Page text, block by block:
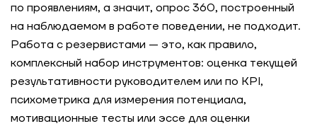
по проявлениям, а значит, опрос 360, построенный
на наблюдаемом в работе поведении, не подходит.
Работа с резервистами — это, как правило,
комплексный набор инструментов: оценка текущей
результативности руководителем или по KPI,
психометрика для измерения потенциала,
мотивационные тесты или эссе для оценки